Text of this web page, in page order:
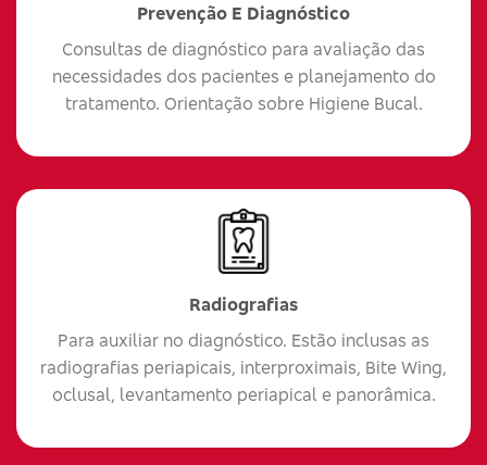
Prevenção E Diagnóstico
Consultas de diagnóstico para avaliação das
necessidades dos pacientes e planejamento do
tratamento. Orientação sobre Higiene Bucal.
Radiografias
Para auxiliar no diagnóstico. Estão inclusas as
radiografias periapicais, interproximais, Bite Wing,
oclusal, levantamento periapical e panorâmica.